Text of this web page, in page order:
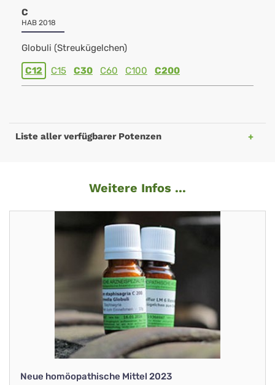
C
HAB 2018
Globuli (Streukügelchen)
C12 C15 C30 C60 C100 C200
Liste aller verfügbarer Potenzen
Weitere Infos ...
Neue homöopathische Mittel 2023